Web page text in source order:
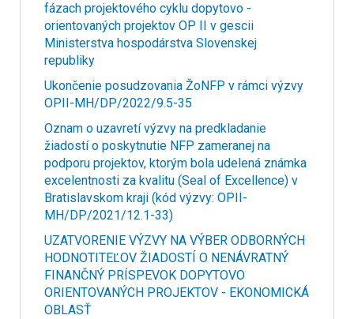
fázach projektového cyklu dopytovo -
orientovaných projektov OP II v gescii
Ministerstva hospodárstva Slovenskej
republiky
Ukončenie posudzovania ŽoNFP v rámci výzvy
OPII-MH/DP/2022/9.5-35
Oznam o uzavretí výzvy na predkladanie
žiadostí o poskytnutie NFP zameranej na
podporu projektov, ktorým bola udelená známka
excelentnosti za kvalitu (Seal of Excellence) v
Bratislavskom kraji (kód výzvy: OPII-
MH/DP/2021/12.1-33)
UZATVORENIE VÝZVY NA VÝBER ODBORNÝCH
HODNOTITEĽOV ŽIADOSTÍ O NENÁVRATNÝ
FINANČNÝ PRÍSPEVOK DOPYTOVO
ORIENTOVANÝCH PROJEKTOV - EKONOMICKÁ
OBLASŤ